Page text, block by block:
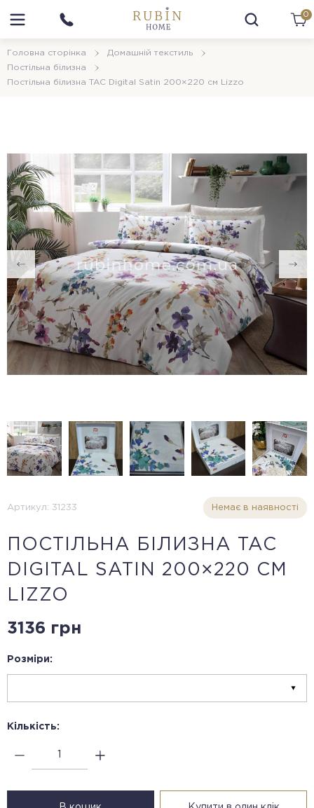
0
Головна сторінка
Домашній текстиль
Постільна білизна
Постільна білизна TAC Digital Satin 200×220 см Lizzo
Артикул: 31233 Немає в наявності
ПОСТІЛЬНА БІЛИЗНА TAC
DIGITAL SATIN 200×220 СМ
LIZZO
3136 грн
Розміри:
Кількість: